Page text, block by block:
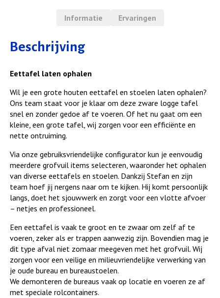
Informatie Ervaringen
Beschrijving
Eettafel laten ophalen
Wil je een grote houten eettafel en stoelen laten ophalen?
Ons team staat voor je klaar om deze zware logge tafel
snel en zonder gedoe af te voeren. Of het nu gaat om een
kleine, een grote tafel, wij zorgen voor een efficiënte en
nette ontruiming.
Via onze gebruiksvriendelijke configurator kun je eenvoudig
meerdere grofvuil items selecteren, waaronder het ophalen
van diverse eettafels en stoelen. Dankzij Stefan en zijn
team hoef jij nergens naar om te kijken. Hij komt persoonlijk
langs, doet het sjouwwerk en zorgt voor een vlotte afvoer
– netjes en professioneel.
Een eettafel is vaak te groot en te zwaar om zelf af te
voeren, zeker als er trappen aanwezig zijn. Bovendien mag je
dit type afval niet zomaar meegeven met het grofvuil. Wij
zorgen voor een veilige en milieuvriendelijke verwerking van
je oude bureau en bureaustoelen.
We demonteren de bureaus vaak op locatie en voeren ze af
met speciale rolcontainers.